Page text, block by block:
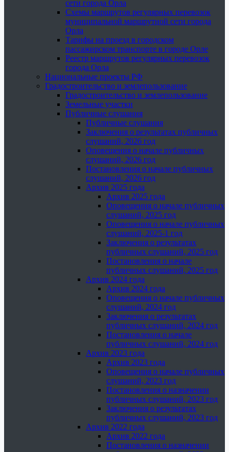
сети города Орла
Схемы маршрутов регулярных перевозок
муниципальной маршрутной сети города
Орла
Тарифы на проезд в городском
пассажирском транспорте в городе Орле
Реестр маршрутов регулярных перевозок
города Орла
Национальные проекты РФ
Градостроительство и землепользование
Градостроительство и землепользование
Земельные участки
Публичные слушания
Публичные слушания
Заключения о результатах публичных
слушаний, 2026 год
Оповещения о начале публичных
слушаний, 2026 год
Постановления о начале публичных
слушаний, 2026 год
Архив 2025 года
Архив 2025 года
Оповещения о начале публичных
слушаний, 2025 год
Оповещения о начале публичных
слушаний, 2025-1 год
Заключения о результатах
публичных слушаний, 2025 год
Постановления о начале
публичных слушаний, 2025 год
Архив 2024 года
Архив 2024 года
Оповещения о начале публичных
слушаний, 2024 год
Заключения о результатах
публичных слушаний, 2024 год
Постановления о начале
публичных слушаний, 2024 год
Архив 2023 года
Архив 2023 года
Оповещения о начале публичных
слушаний, 2023 год
Постановления о назначении
публичных слушаний, 2023 год
Заключения о результатах
публичных слушаний, 2023 год
Архив 2022 года
Архив 2022 года
Постановления о назначении